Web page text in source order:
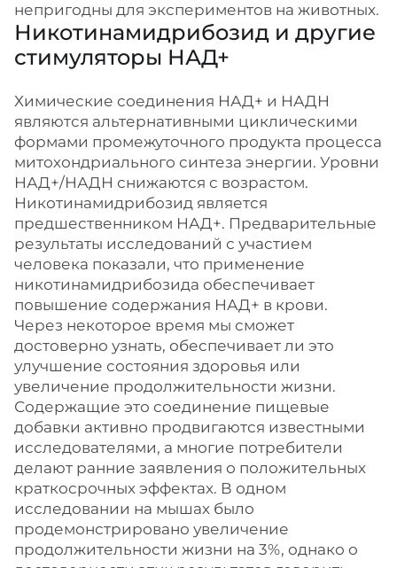
непригодны для экспериментов на животных.
Никотинамидрибозид и другие
стимуляторы НАД+
Химические соединения НАД+ и НАДН
являются альтернативными циклическими
формами промежуточного продукта процесса
митохондриального синтеза энергии. Уровни
НАД+/НАДН снижаются с возрастом.
Никотинамидрибозид является
предшественником НАД+. Предварительные
результаты исследований с участием
человека показали, что применение
никотинамидрибозида обеспечивает
повышение содержания НАД+ в крови.
Через некоторое время мы сможет
достоверно узнать, обеспечивает ли это
улучшение состояния здоровья или
увеличение продолжительности жизни.
Содержащие это соединение пищевые
добавки активно продвигаются известными
исследователями, а многие потребители
делают ранние заявления о положительных
краткосрочных эффектах. В одном
исследовании на мышах было
продемонстрировано увеличение
продолжительности жизни на 3%, однако о